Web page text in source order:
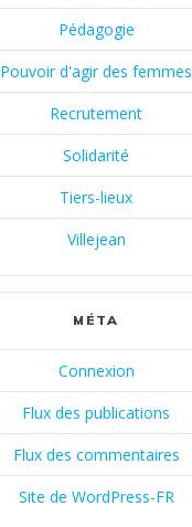
Pédagogie
Pouvoir d'agir des femmes
Recrutement
Solidarité
Tiers-lieux
Villejean
MÉTA
Connexion
Flux des publications
Flux des commentaires
Site de WordPress-FR